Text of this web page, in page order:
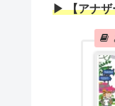
▶ 【アナザ